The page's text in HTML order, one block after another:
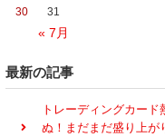
« 7月
30
31
最新の記事
トレーディングカード
ぬ！まだまだ盛り上が